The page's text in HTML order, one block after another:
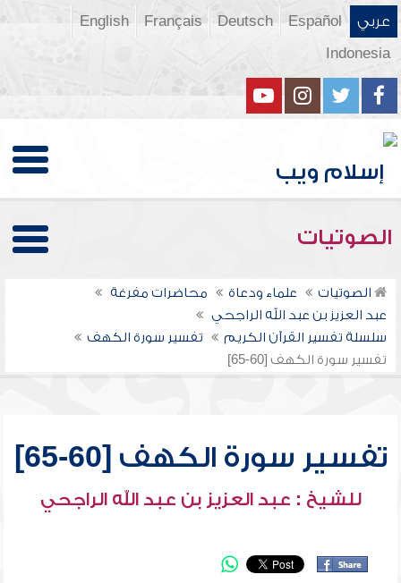
عربي Español
Deutsch
Français
English
Indonesia
الصوتيات
الصوتيات علماء ودعاة
محاضرات مفرغة
عبد العزيز بن عبد الله الراجحي
سلسلة تفسير القرآن الكريم
تفسير سورة الكهف
تفسير سورة الكهف [60-65]
تفسير سورة الكهف [60-65]
للشيخ : عبد العزيز بن عبد الله الراجحي